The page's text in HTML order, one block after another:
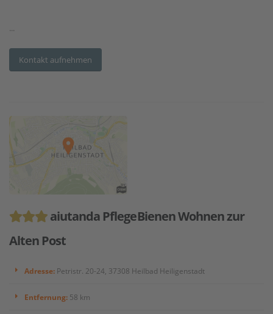
...
Kontakt aufnehmen
aiutanda PflegeBienen Wohnen zur
Alten Post
Adresse: Petristr. 20-24, 37308 Heilbad Heiligenstadt
Entfernung: 58 km